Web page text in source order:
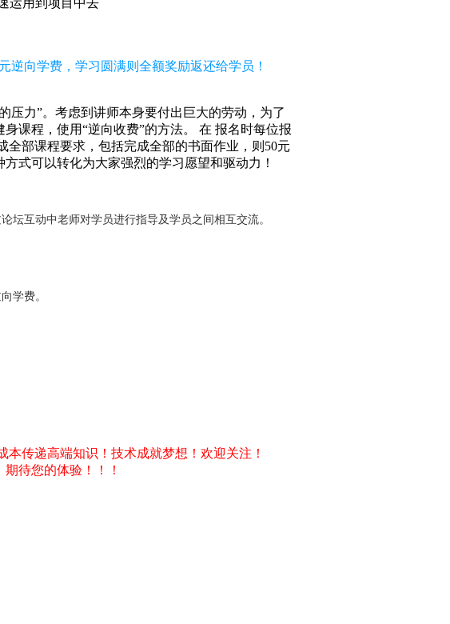
逆向学费，学习圆满则全额奖励返还给学员！
压力”。考虑到讲师本身要付出巨大的劳动，为了
课程，使用“逆向收费”的方法。 在 报名时每位报
全部课程要求，包括完成全部的书面作业，则50元
式可以转化为大家强烈的学习愿望和驱动力！
坛互动中老师对学员进行指导及学员之间相互交流。
学费。
传递高端知识！技术成就梦想！欢迎关注！
待您的体验！！！